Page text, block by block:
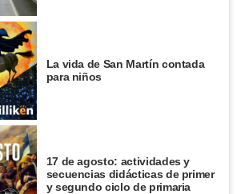
La vida de San Martín contada
para niños
17 de agosto: actividades y
secuencias didácticas de primer
y segundo ciclo de primaria